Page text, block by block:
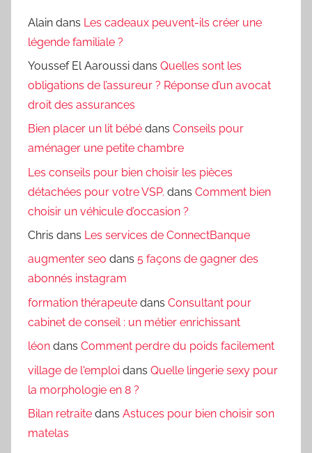
Alain dans Les cadeaux peuvent-ils créer une
légende familiale ?
Youssef El Aaroussi dans Quelles sont les
obligations de l’assureur ? Réponse d’un avocat
droit des assurances
Bien placer un lit bébé dans Conseils pour
aménager une petite chambre
Les conseils pour bien choisir les pièces
détachées pour votre VSP. dans Comment bien
choisir un véhicule d’occasion ?
Chris dans Les services de ConnectBanque
augmenter seo dans 5 façons de gagner des
abonnés instagram
formation thérapeute dans Consultant pour
cabinet de conseil : un métier enrichissant
léon dans Comment perdre du poids facilement
village de l'emploi dans Quelle lingerie sexy pour
la morphologie en 8 ?
Bilan retraite dans Astuces pour bien choisir son
matelas